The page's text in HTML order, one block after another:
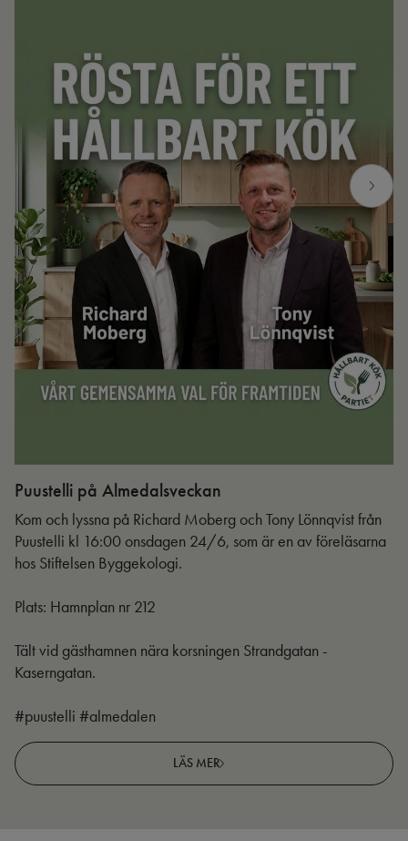
Puustelli på Almedalsveckan
Kom och lyssna på Richard Moberg och Tony Lönnqvist från
Puustelli kl 16:00 onsdagen 24/6, som är en av föreläsarna
hos Stiftelsen Byggekologi.
Plats: Hamnplan nr 212
Tält vid gästhamnen nära korsningen Strandgatan -
Kaserngatan.
#puustelli #almedalen
LÄS MER